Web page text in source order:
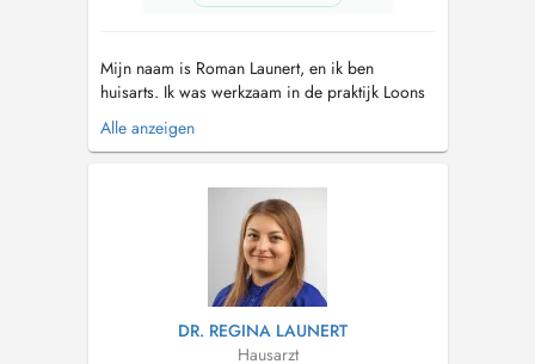
Mijn naam is Roman Launert, en ik ben
huisarts. Ik was werkzaam in de praktijk Loons
Huys, waar ik meerdere jaren ervaring heb
opgedaan in de eerstelijnszorg. Daarnaast
opvangcentrum in Houthalen-Helchteren, waar
ik medische zorg verleende aan mensen d...
Alle anzeigen
DR. REGINA LAUNERT
Hausarzt